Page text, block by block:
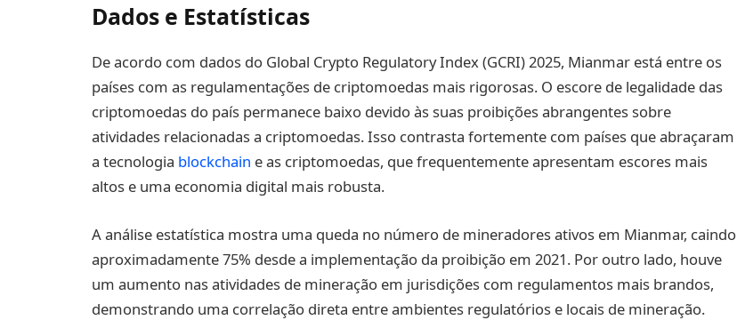
Dados e Estatísticas
De acordo com dados do Global Crypto Regulatory Index (GCRI) 2025, Mianmar está entre os
países com as regulamentações de criptomoedas mais rigorosas. O escore de legalidade das
criptomoedas do país permanece baixo devido às suas proibições abrangentes sobre
atividades relacionadas a criptomoedas. Isso contrasta fortemente com países que abraçaram
a tecnologia blockchain e as criptomoedas, que frequentemente apresentam escores mais
altos e uma economia digital mais robusta.
A análise estatística mostra uma queda no número de mineradores ativos em Mianmar, caindo
aproximadamente 75% desde a implementação da proibição em 2021. Por outro lado, houve
um aumento nas atividades de mineração em jurisdições com regulamentos mais brandos,
demonstrando uma correlação direta entre ambientes regulatórios e locais de mineração.